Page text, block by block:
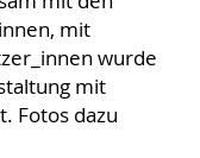
mit
wurde
mit
Fotos dazu